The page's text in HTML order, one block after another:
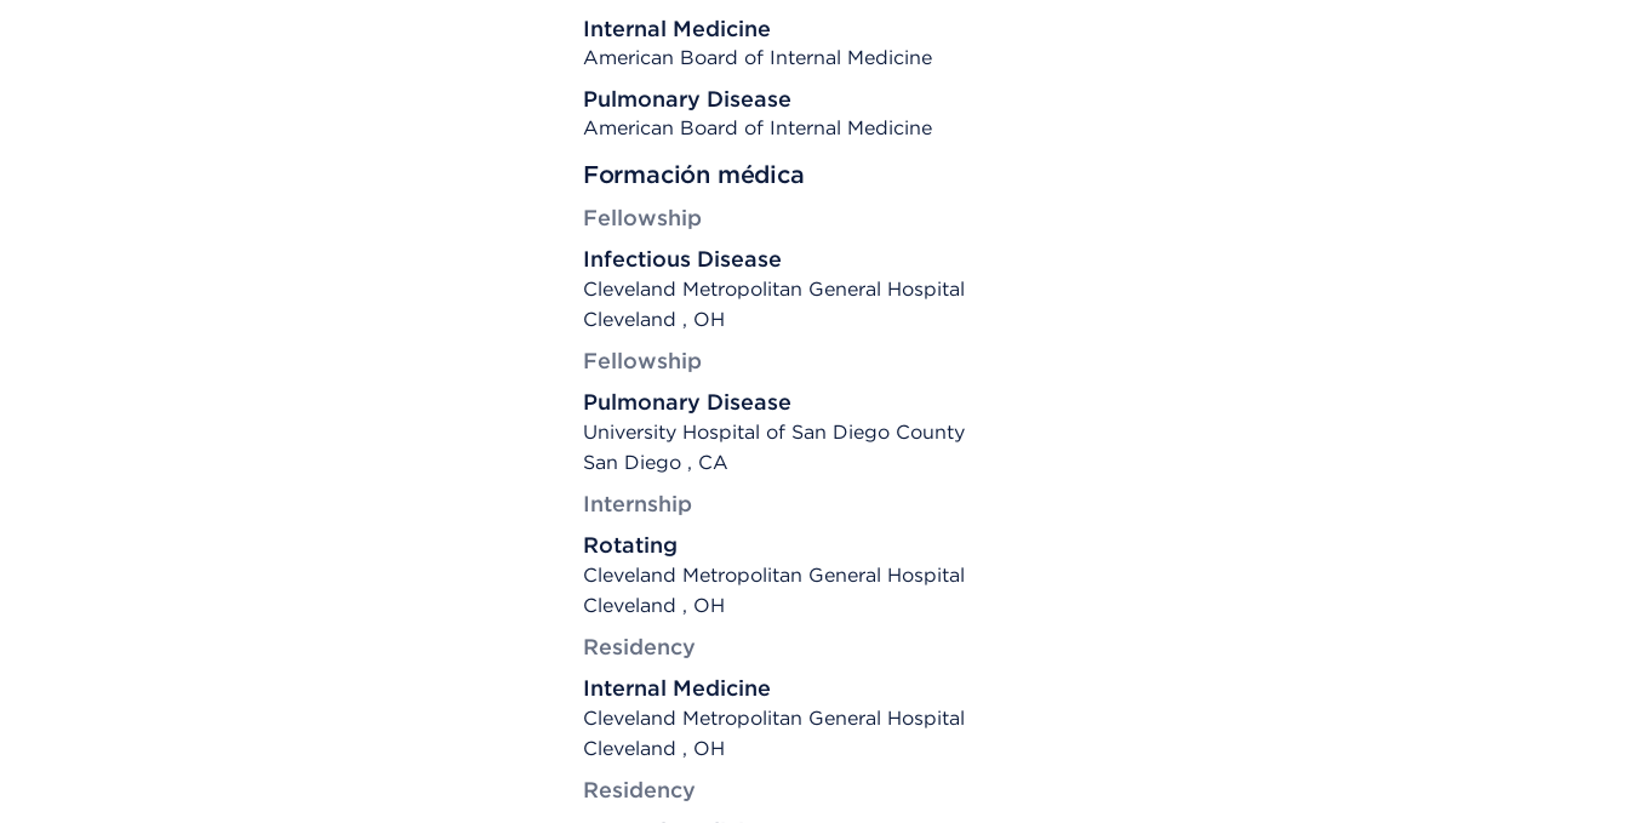
Internal Medicine
American Board of Internal Medicine
Pulmonary Disease
American Board of Internal Medicine
Formación médica
Fellowship
Infectious Disease
Cleveland Metropolitan General Hospital
Cleveland , OH
Fellowship
Pulmonary Disease
University Hospital of San Diego County
San Diego , CA
Internship
Rotating
Cleveland Metropolitan General Hospital
Cleveland , OH
Residency
Internal Medicine
Cleveland Metropolitan General Hospital
Cleveland , OH
Residency